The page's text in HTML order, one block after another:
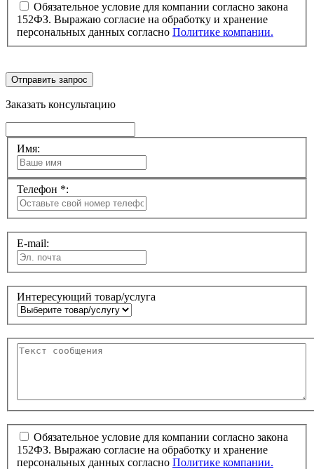
Обязательное условие для компании согласно закона
152ФЗ. Выражаю согласие на обработку и хранение
персональных данных согласно Политике компании.
Отправить запрос
Заказать консультацию
Имя:
Телефон *:
E-mail:
Интересующий товар/услуга
Обязательное условие для компании согласно закона
152ФЗ. Выражаю согласие на обработку и хранение
персональных данных согласно Политике компании.